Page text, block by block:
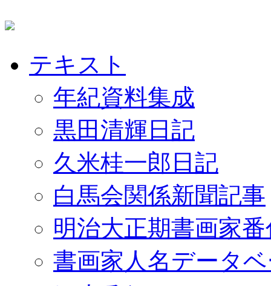
テキスト
年紀資料集成
黒田清輝日記
久米桂一郎日記
白馬会関係新聞記事
明治大正期書画家
書画家人名データ